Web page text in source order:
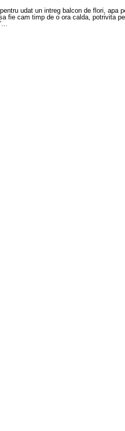
udat un intreg balcon de flori, apa
fie cam timp de o ora calda, potrivita